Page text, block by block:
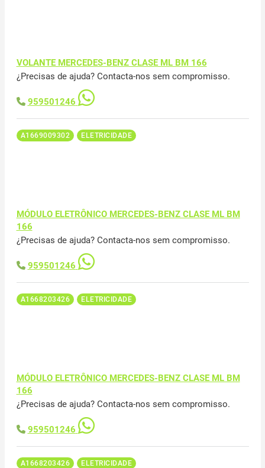
VOLANTE MERCEDES-BENZ CLASE ML BM 166
¿Precisas de ajuda? Contacta-nos sem compromisso.
959501246
A1669009302 ELETRICIDADE
MÓDULO ELETRÔNICO MERCEDES-BENZ CLASE ML BM
166
¿Precisas de ajuda? Contacta-nos sem compromisso.
959501246
A1668203426 ELETRICIDADE
MÓDULO ELETRÔNICO MERCEDES-BENZ CLASE ML BM
166
¿Precisas de ajuda? Contacta-nos sem compromisso.
959501246
A1668203426 ELETRICIDADE